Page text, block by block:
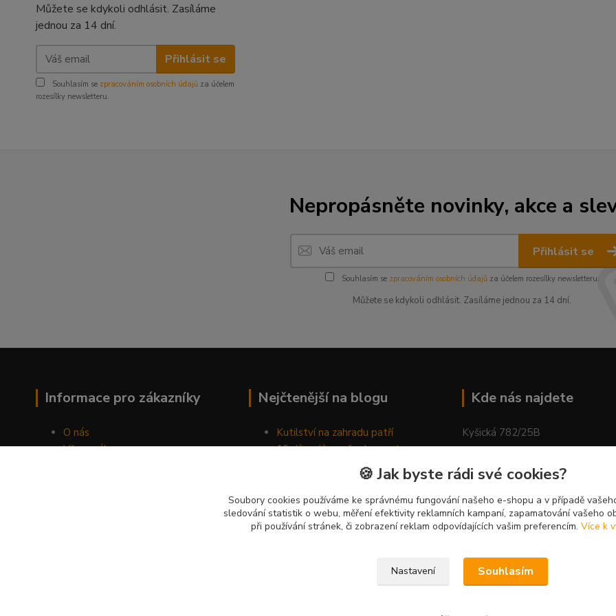
Můžete se kdykoli odhlásit. Zasíláme
jednou za 14 dní.
Přihlásit se
Souhlasím se zpracováním osobních údajů za účelem
rozesílky newsletteru.
Nepropásněte novinky, akce a
Přihlásit se
Souhlasím se zpracováním osobních údajůza účelem rozesílky newsletteru.
Můžete se kdykoli odhlásit. Zasíláme jednou za 14 dní.
Informace pro zákazníky
O nás
Vše o nákupu
Nejčtenější na blogu
Kutilství na zahradu patří
10 důvodů, proč relaxovat
chozením do přírody
Jak správně pěstovat tulipány
Náhodně generovaný článek
Kde nás najdete
Kyšická 782/25B
🍪 Jak byste rádi své cookies?
Soubory cookies používáme ke správnému fungování našeho e-shopu a v případě
sledování statistik o webu, měření efektivity reklamních kampaní, zapamatování vašeho
při používání stránek, či zobrazení reklam odpovídajících vašim preferencím. Více k
Nastavení Souhlasím